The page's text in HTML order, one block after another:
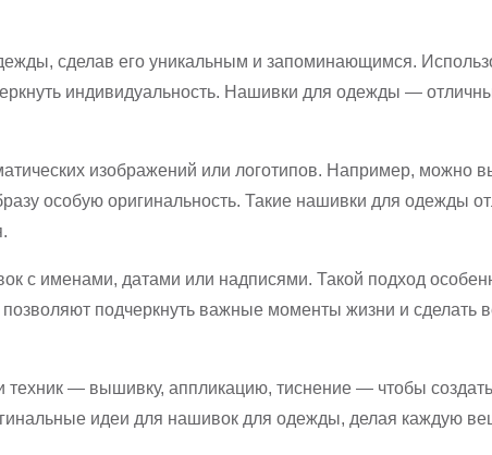
сделав его уникальным и запоминающимся.
индивидуальность. Нашивки для одежды —
изображений или логотипов. Например, можно
особую оригинальность. Такие нашивки для одежды
с именами, датами или надписями. Такой подход
подчеркнуть важные моменты жизни и сделать
— вышивку, аппликацию, тиснение — чтобы
идеи для нашивок для одежды, делая каждую